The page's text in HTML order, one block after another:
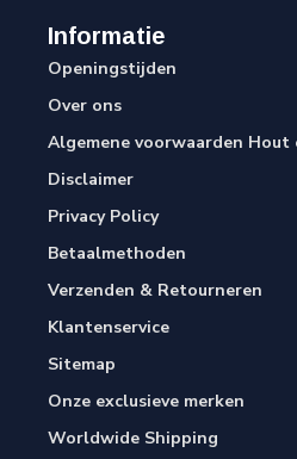
Informatie
Openingstijden
Over ons
Algemene voorwaarden Hout
Disclaimer
Privacy Policy
Betaalmethoden
Verzenden & Retourneren
Klantenservice
Sitemap
Onze exclusieve merken
Worldwide Shipping